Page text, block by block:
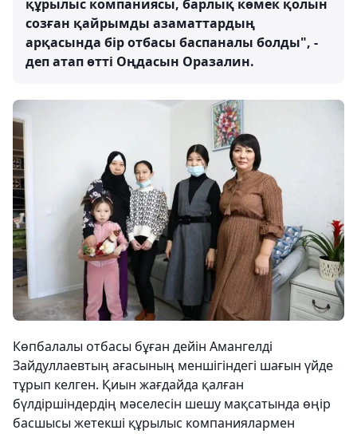
құрылыс компаниясы, барлық көмек қолын
созған қайрымды азаматтардың
арқасында бір отбасы баспаналы болды", -
деп атап өтті Оңдасын Оразалин.
Көпбалалы отбасы бұған дейін Амангелді
Зайдуллаевтың ағасының меншігіндегі шағын үйде
тұрып келген. Қиын жағдайда қалған
бүлдіршіндердің мәселесін шешу мақсатында өңір
басшысы жетекші құрылыс компаниялармен